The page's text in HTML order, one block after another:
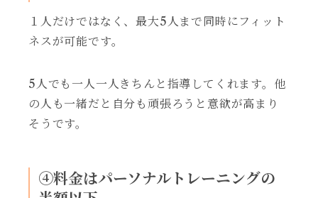
１人だけではなく、最大5人まで同時にフィット
ネスが可能です。
5人でも一人一人きちんと指導してくれます。他
の人も一緒だと自分も頑張ろうと意欲が高まり
そうです。
④料金はパーソナルトレーニングの